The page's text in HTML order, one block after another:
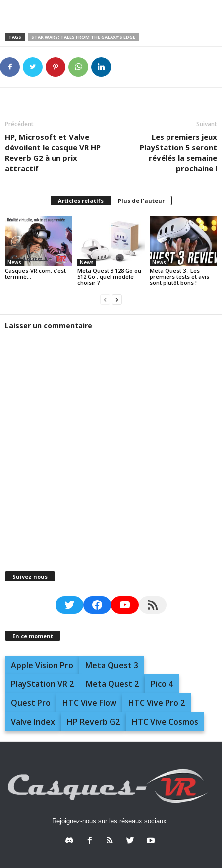
TAGS STAR WARS: TALES FROM THE GALAXY’S EDGE
Précédent
HP, Microsoft et Valve
dévoilent le casque VR HP
Reverb G2 à un prix
attractif
Suivant
Les premiers jeux
PlayStation 5 seront
révélés la semaine
prochaine !
Articles relatifs Plus de l'auteur
News
Casques-VR.com, c’est
terminé…
News
Meta Quest 3 128 Go ou
512 Go : quel modèle
choisir ?
News
Meta Quest 3 : Les
premiers tests et avis
sont plutôt bons !
Laisser un commentaire
Suivez nous
TwitterFacebookYouTubeRSS Feed
En ce moment
Apple Vision Pro
Meta Quest 3
PlayStation VR 2
Meta Quest 2
Pico 4
Quest Pro
HTC Vive Flow
HTC Vive Pro 2
Valve Index
HP Reverb G2 HTC Vive Cosmos
Rejoignez-nous sur les réseaux sociaux :